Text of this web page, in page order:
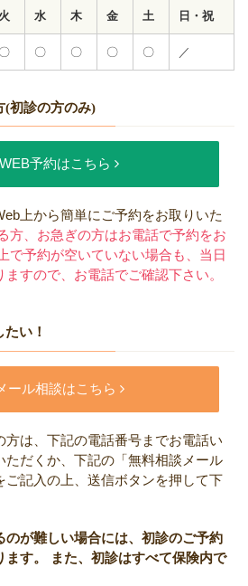
火 水 木 金 土 日・祝
〇 〇 〇 〇 〇 ／
(初診の方のみ)
予約はこちら
上から簡単にご予約をお取りいた
方、お急ぎの方はお電話で予約をお
で予約が空いていない場合も、当日
すので、お電話でご確認下さい。
い！
ール相談はこちら
方は、下記の電話番号までお電話い
ただくか、下記の「無料相談メール
ご記入の上、送信ボタンを押して下
が難しい場合には、初診のご予約
す。
また、初診はすべて保険内で